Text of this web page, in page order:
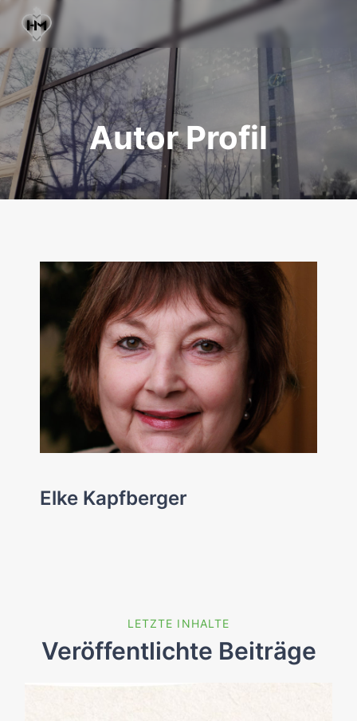
Autor Profil
Elke Kapfberger
LETZTE INHALTE
Veröffentlichte Beiträge